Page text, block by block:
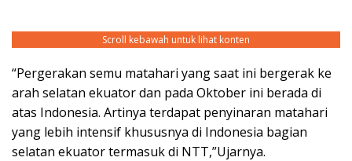
Scroll kebawah untuk lihat konten
“Pergerakan semu matahari yang saat ini bergerak ke
arah selatan ekuator dan pada Oktober ini berada di
atas Indonesia. Artinya terdapat penyinaran matahari
yang lebih intensif khususnya di Indonesia bagian
selatan ekuator termasuk di NTT,”Ujarnya.